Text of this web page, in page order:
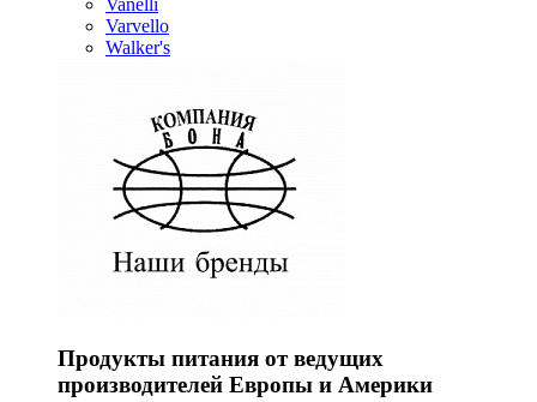
Vanelli
Varvello
Walker's
Продукты питания от ведущих
производителей Европы и Америки